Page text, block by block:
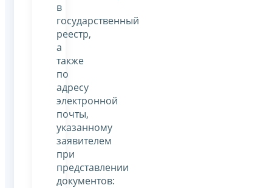
в
государственный
реестр,
а
также
по
адресу
электронной
почты,
указанному
заявителем
при
представлении
документов: